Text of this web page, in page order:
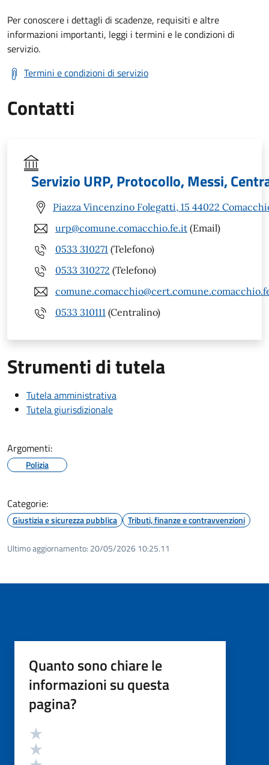
Per conoscere i dettagli di scadenze, requisiti e altre
informazioni importanti, leggi i termini e le condizioni di
servizio.
Termini e condizioni di servizio
Contatti
Servizio URP, Protocollo, Messi,
Piazza Vincenzino Folegatti, 15 44022
urp@comune.comacchio.fe.it (Email)
0533 310271 (Telefono)
0533 310272 (Telefono)
0533 310111 (Centralino)
Strumenti di tutela
Tutela amministrativa
Tutela giurisdizionale
Argomenti:
Polizia
Categorie:
Giustizia e sicurezza pubblica Tributi, finanze e contravvenzioni
Ultimo aggiornamento: 20/05/2026 10:25.11
Quanto sono chiare le
informazioni su questa
pagina?
Valutazione